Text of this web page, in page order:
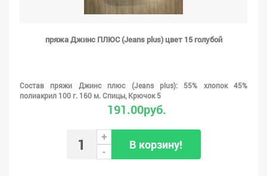
пряжа Джинс ПЛЮС (Jeans plus) цвет 15 голубой
Состав пряжи Джинс плюс (Jeans plus): 55% хлопок 45%
полиакрил 100 г. 160 м. Спицы, Крючок 5
191.00руб.
+
-
В корзину!